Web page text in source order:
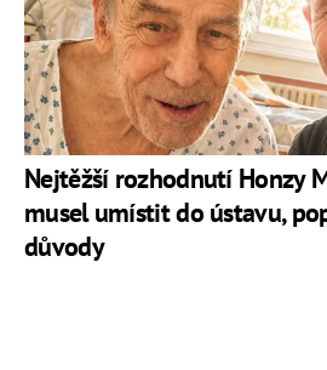
Nejtěžší rozhodnutí Honzy
musel umístit do ústavu,
důvody